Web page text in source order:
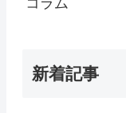
新着記事